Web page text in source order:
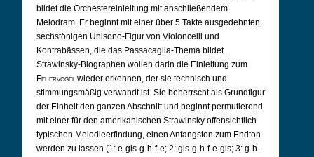
bildet die Orchestereinleitung mit anschließendem
Melodram. Er beginnt mit einer über 5 Takte ausgedehnten
sechstönigen Unisono-Figur von Violoncelli und
Kontrabässen, die das Passacaglia-Thema bildet.
Strawinsky-Biographen wollen darin die Einleitung zum
Feuervogelwieder erkennen, der sie technisch und
stimmungsmäßig verwandt ist. Sie beherrscht als Grundfigur
der Einheit den ganzen Abschnitt und beginnt permutierend
mit einer für den amerikanischen Strawinsky offensichtlich
typischen Melodieerfindung, einen Anfangston zum Endton
werden zu lassen (1: e-gis-g-h-f-e; 2: gis-g-h-f-e-gis; 3: g-h-